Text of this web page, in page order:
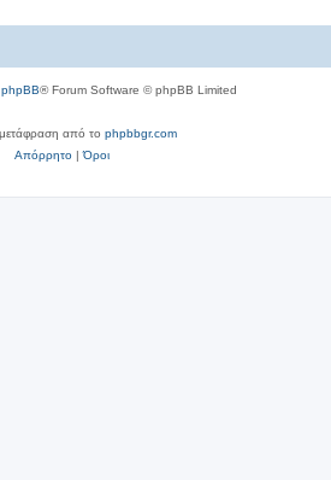
phpBB® Forum Software © phpBB Limited
από το phpbbgr.com
Απόρρητο|Όροι